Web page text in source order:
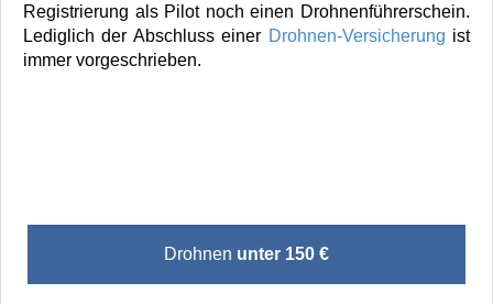
Registrierung als Pilot noch einen Drohnenführerschein.
Lediglich der Abschluss einer Drohnen-Versicherung ist
immer vorgeschrieben.
Drohnen unter 150 €